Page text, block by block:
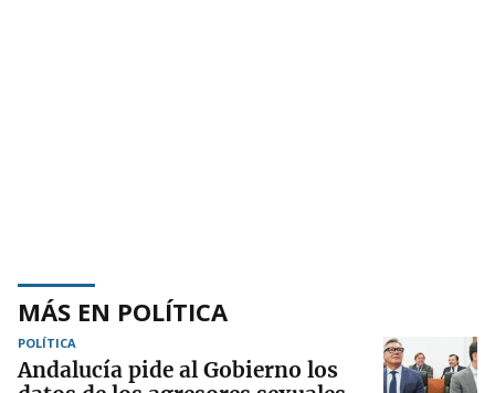
MÁS EN POLÍTICA
POLÍTICA
Andalucía pide al Gobierno los